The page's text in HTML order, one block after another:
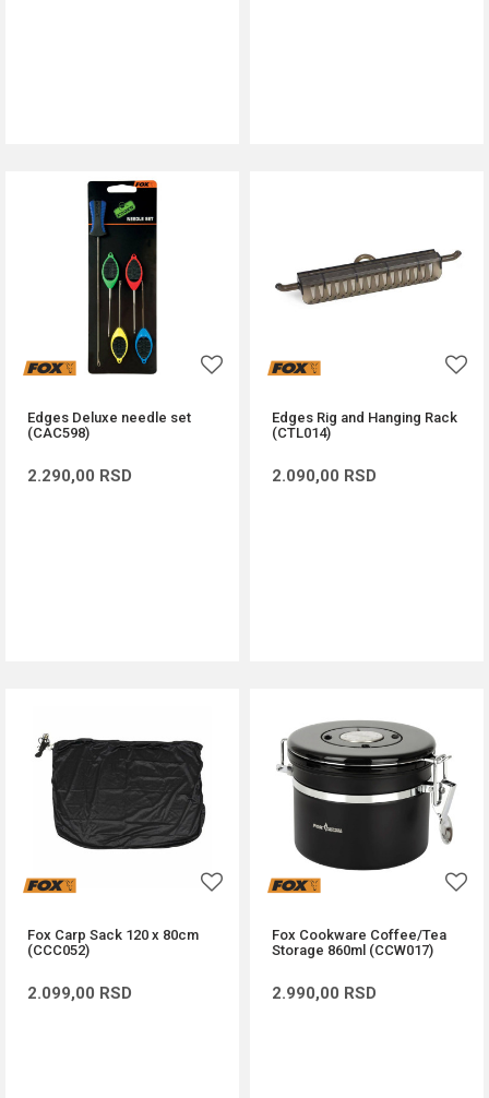
Edges Deluxe needle set
(CAC598)
2.290,00 RSD
Edges Rig and Hanging Rack
(CTL014)
2.090,00 RSD
Fox Carp Sack 120 x 80cm
(CCC052)
2.099,00 RSD
Fox Cookware Coffee/Tea
Storage 860ml (CCW017)
2.990,00 RSD